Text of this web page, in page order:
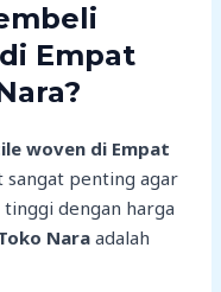
Empat
woven di Empat
penting agar
dengan harga
Naraadalah